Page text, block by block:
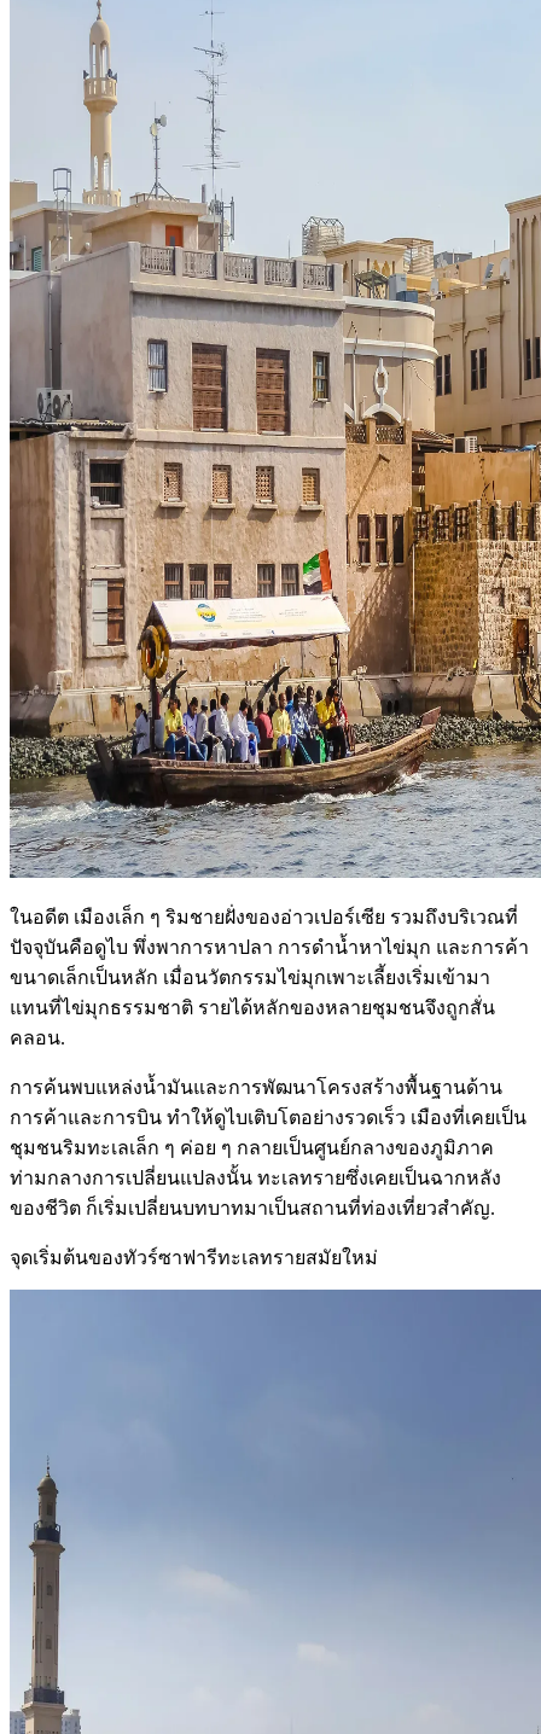
ในอดีต เมืองเล็ก ๆ ริมชายฝั่งของอ่าวเปอร์เซีย รวมถึงบริเวณที่
ปัจจุบันคือดูไบ พึ่งพาการหาปลา การดำน้ำหาไข่มุก และการค้า
ขนาดเล็กเป็นหลัก เมื่อนวัตกรรมไข่มุกเพาะเลี้ยงเริ่มเข้ามา
แทนที่ไข่มุกธรรมชาติ รายได้หลักของหลายชุมชนจึงถูกสั่น
คลอน.
การค้นพบแหล่งน้ำมันและการพัฒนาโครงสร้างพื้นฐานด้าน
การค้าและการบิน ทำให้ดูไบเติบโตอย่างรวดเร็ว เมืองที่เคยเป็น
ชุมชนริมทะเลเล็ก ๆ ค่อย ๆ กลายเป็นศูนย์กลางของภูมิภาค
ท่ามกลางการเปลี่ยนแปลงนั้น ทะเลทรายซึ่งเคยเป็นฉากหลัง
ของชีวิต ก็เริ่มเปลี่ยนบทบาทมาเป็นสถานที่ท่องเที่ยวสำคัญ.
จุดเริ่มต้นของทัวร์ซาฟารีทะเลทรายสมัยใหม่